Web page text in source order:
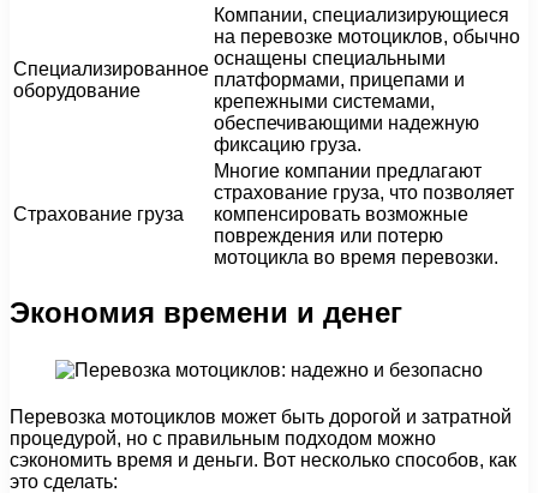
Специализированное
оборудование
Компании, специализирующиеся
на перевозке мотоциклов, обычно
оснащены специальными
платформами, прицепами и
крепежными системами,
обеспечивающими надежную
фиксацию груза.
Страхование груза
Многие компании предлагают
страхование груза, что позволяет
компенсировать возможные
повреждения или потерю
мотоцикла во время перевозки.
Экономия времени и денег
Перевозка мотоциклов может быть дорогой и затратной
процедурой, но с правильным подходом можно
сэкономить время и деньги. Вот несколько способов, как
это сделать: